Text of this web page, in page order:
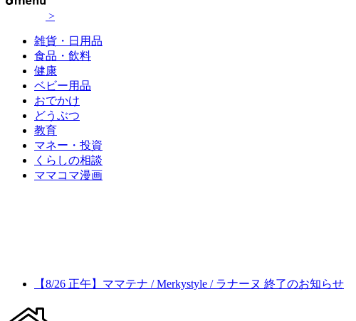
>
雑貨・日用品
食品・飲料
健康
ベビー用品
おでかけ
どうぶつ
教育
マネー・投資
くらしの相談
ママコマ漫画
【8/26 正午】ママテナ / Merkystyle / ラナーヌ 終了のお知らせ